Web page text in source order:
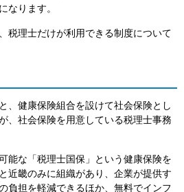
なります。
税理士だけが利用できる制度について
、健康保険組合を設けて社会保険とし
、社会保険を用意している税理士事務
能な「税理士国保」という健康保険を
近畿のみに組織があり、企業が提供す
負担を軽減できるほか、無料でインフ